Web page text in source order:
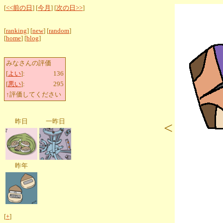
[<<前の日 ] [今月 ] [次の日>>]
[ranking] [new] [random]
[home] [blog]
みなさんの評価
[よい]:
136
[悪い]:
295
↑評価してください
昨日 一昨日
昨年
[+]
<